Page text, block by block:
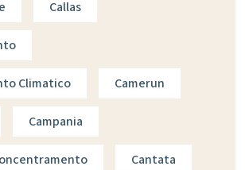
Callas
Climatico Camerun
Campania
Cantata